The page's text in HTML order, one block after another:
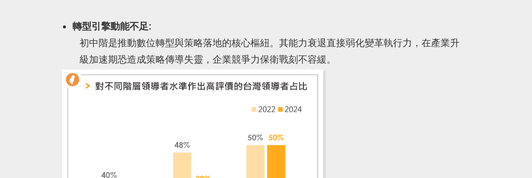
轉型引擎動能不足:
初中階是推動數位轉型與策略落地的核心樞紐。其能力衰退直接弱化變革執行力，在產業升
級加速期恐造成策略傳導失靈，企業競爭力保衛戰刻不容緩。